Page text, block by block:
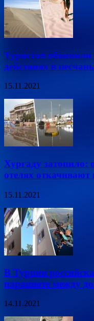
Туристов
действиях в
15.11.2021
Хургаду затопило:
отелях откачивают
15.11.2021
В Турции
парашюте между
14.11.2021